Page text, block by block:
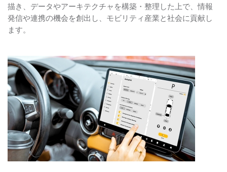
描き、データやアーキテクチャを構築・整理した上で、情報
発信や連携の機会を創出し、モビリティ産業と社会に貢献し
ます。